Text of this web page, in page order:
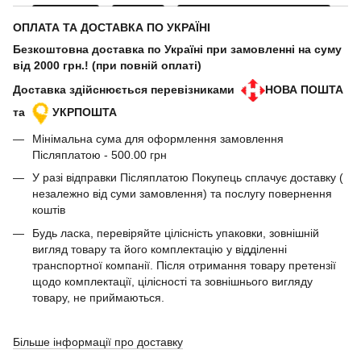
ОПЛАТА ТА ДОСТАВКА ПО УКРАЇНІ
Безкоштовна доставка по Україні при замовленні на суму
від 2000 грн.! (при повній оплаті)
Доставка здійснюється перевізниками
НОВА ПОШТА
та
УКРПОШТА
Мінімальна сума для оформлення замовлення
Післяплатою - 500.00 грн
У разі відправки Післяплатою Покупець сплачує доставку (
незалежно від суми замовлення) та послугу повернення
коштів
Будь ласка, перевіряйте цілісність упаковки, зовнішній
вигляд товару та його комплектацію у відділенні
транспортної компанії. Після отримання товару претензії
щодо комплектації, цілісності та зовнішнього вигляду
товару, не приймаються.
Більше інформації про доставку